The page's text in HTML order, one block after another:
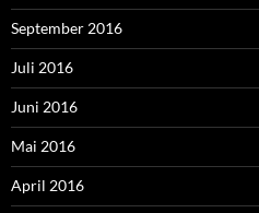
September 2016
Juli 2016
Juni 2016
Mai 2016
April 2016